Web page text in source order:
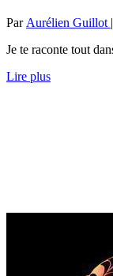
Par Aurélien Guillot
Je te raconte tout
Lire plus